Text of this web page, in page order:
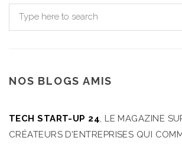
NOS BLOGS AMIS
TECH START-UP 24 , LE MAGAZINE
CRÉATEURS D’ENTREPRISES QUI